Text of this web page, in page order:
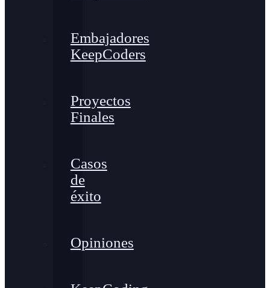
Embajadores
KeepCoders
Proyectos
Finales
Casos
de
éxito
Opiniones